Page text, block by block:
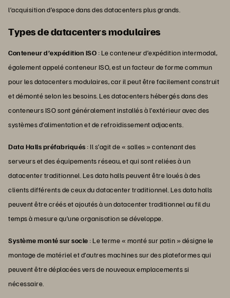
l’acquisition d’espace dans des datacenters plus grands.
Types de datacenters modulaires
Conteneur d’expédition ISO : Le conteneur d’expédition intermodal,
également appelé conteneur ISO, est un facteur de forme commun
pour les datacenters modulaires, car il peut être facilement construit
et démonté selon les besoins. Les datacenters hébergés dans des
conteneurs ISO sont généralement installés à l’extérieur avec des
systèmes d’alimentation et de refroidissement adjacents.
Data Halls préfabriqués : Il s’agit de « salles » contenant des
serveurs et des équipements réseau, et qui sont reliées à un
datacenter traditionnel. Les data halls peuvent être loués à des
clients différents de ceux du datacenter traditionnel. Les data halls
peuvent être créés et ajoutés à un datacenter traditionnel au fil du
temps à mesure qu’une organisation se développe.
Système monté sur socle : Le terme « monté sur patin » désigne le
montage de matériel et d’autres machines sur des plateformes qui
peuvent être déplacées vers de nouveaux emplacements si
nécessaire.